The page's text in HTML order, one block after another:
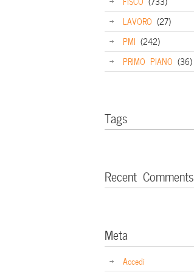
LAVORO (27)
PMI (242)
PRIMO PIANO (36)
Tags
Recent Comments
Meta
Accedi